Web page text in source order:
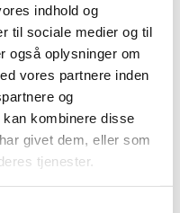
indhold og
til sociale medier og til
også oplysninger om
vores partnere inden
og
kombinere disse
givet dem, eller som
tjenester.
ajourføre
anlæg og
med